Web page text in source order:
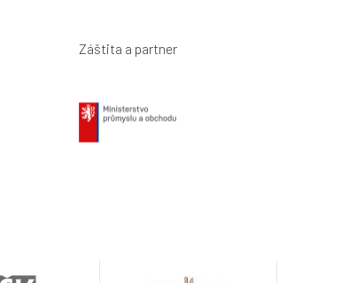
Záštita a partner